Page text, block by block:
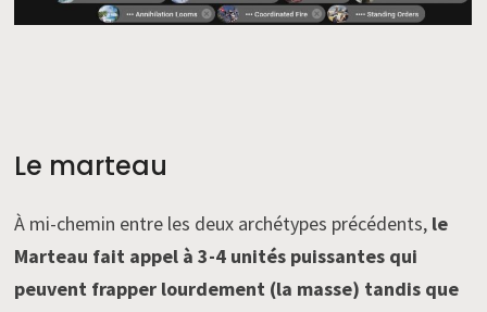
Le marteau
À mi-chemin entre les deux archétypes précédents, le
Marteau fait appel à 3-4 unités puissantes qui
peuvent frapper lourdement (la masse) tandis que